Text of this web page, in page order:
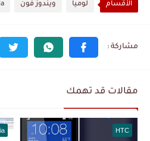
الأقسام لوميا ويندوز فون
مقالات قد تهمك
HTC